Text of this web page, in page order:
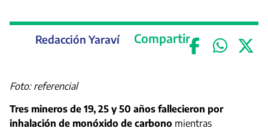
Redacción Yaraví Compartir
Foto: referencial
Tres mineros de 19, 25 y 50 años fallecieron por
inhalación de monóxido de carbono mientras